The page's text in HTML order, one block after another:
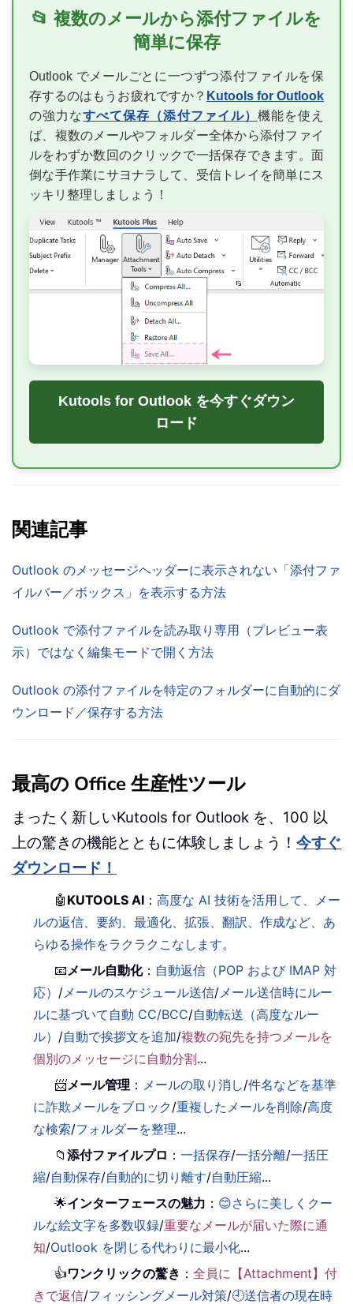
📂 複数のメールから添付ファイルを
簡単に保存
Outlook でメールごとに一つずつ添付ファイルを保
存するのはもうお疲れですか？ Kutools for Outlook
の強力なすべて保存（添付ファイル） 機能を使え
ば、複数のメールやフォルダー全体から添付ファイ
ルをわずか数回のクリックで一括保存できます。面
倒な手作業にサヨナラして、受信トレイを簡単にス
ッキリ整理しましょう！
Kutools for Outlook を今すぐダウン
ロード
関連記事
Outlook のメッセージヘッダーに表示されない「添付ファ
イルバー／ボックス」を表示する方法
Outlook で添付ファイルを読み取り専用（プレビュー表
示）ではなく編集モードで開く方法
Outlook の添付ファイルを特定のフォルダーに自動的にダ
ウンロード／保存する方法
最高の Office 生産性ツール
まったく新しいKutools for Outlook を、100 以
上の驚きの機能とともに体験しましょう！ 今すぐ
ダウンロード！
🤖 KUTOOLS AI ：高度な AI 技術を活用して、メー
ルの返信、要約、最適化、拡張、翻訳、作成など、あ
らゆる操作をラクラクこなします。
📧 メール自動化： 自動返信（POP および IMAP 対
応） / メールのスケジュール送信/ メール送信時にルー
ルに基づいて自動 CC/BCC/自動転送（高度なルー
ル） /自動で挨拶文を追加/複数の宛先を持つメールを
個別のメッセージに自動分割...
📨メール管理 ： メールの取り消し/件名などを基準
に詐欺メールをブロック/重複したメールを削除/高度
な検索/フォルダーを整理...
📁添付ファイルプロ ：一括保存/一括分離/一括圧
縮/自動保存/自動的に切り離す/自動圧縮...
🌟インターフェースの魅力 ： 😊さらに美しくクー
ルな絵文字を多数収録/重要なメールが届いた際に通
知/Outlook を閉じる代わりに最小化...
👍ワンクリックの驚き ：全員に【Attachment】付
きで返信/フィッシングメール対策/🕘送信者の現在時